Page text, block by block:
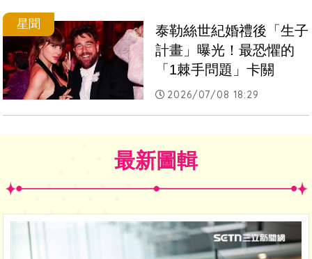
星聞
泰勒絲世紀婚禮後「生子
計畫」曝光！最恐懼的
「1棘手問題」卡關
2026/07/08 18:29
最新圖輯